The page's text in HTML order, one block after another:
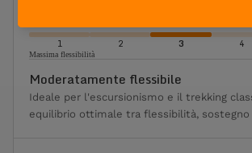
1 2 3 4
Massima flessibilità
Moderatamente flessibile
Ideale per l'escursionismo e il trekking
equilibrio ottimale tra flessibilità, sostegno